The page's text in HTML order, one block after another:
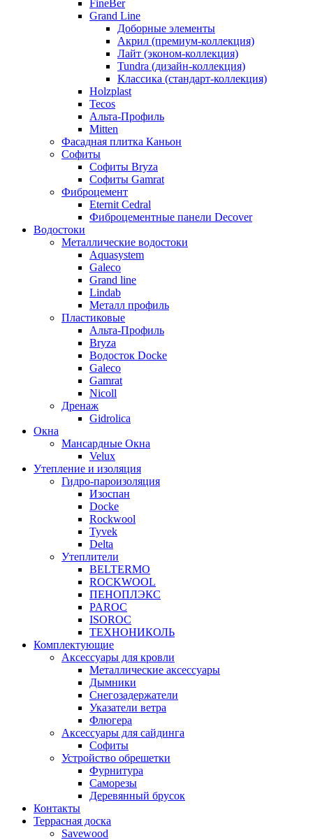
FineBer
Grand Line
Доборные элементы
Акрил (премиум-коллекция)
Лайт (эконом-коллекция)
Tundra (дизайн-коллекция)
Классика (стандарт-коллекция)
Holzplast
Tecos
Альта-Профиль
Mitten
Фасадная плитка Каньон
Софиты
Софиты Bryza
Софиты Gamrat
Фиброцемент
Eternit Cedral
Фиброцементные панели Decover
Водостоки
Металлические водостоки
Aquasystem
Galeco
Grand line
Lindab
Металл профиль
Пластиковые
Альта-Профиль
Bryza
Водосток Docke
Galeco
Gamrat
Nicoll
Дренаж
Gidrolica
Окна
Мансардные Окна
Velux
Утепление и изоляция
Гидро-пароизоляция
Изоспан
Docke
Rockwool
Tyvek
Delta
Утеплители
BELTERMO
ROCKWOOL
ПЕНОПЛЭКС
PAROC
ISOROC
ТЕХНОНИКОЛЬ
Комплектующие
Аксессуары для кровли
Металлические аксессуары
Дымники
Снегозадержатели
Указатели ветра
Флюгера
Аксессуары для сайдинга
Софиты
Устройство обрешетки
Фурнитура
Саморезы
Деревянный брусок
Контакты
Террасная доска
Savewood